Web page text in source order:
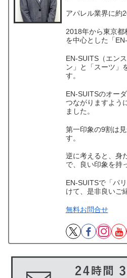
アパレル業界に約
2018年から東京都
を中心とした「
EN-SUITS（エン
ン」と「スーツ」
す。
EN-SUITSのオー
つながりますよう
ました。
第一印象の9割は
す。
逆に考えると、身
で、良い印象を持
EN-SUITSで「パ
けて、是非良いご
無料お問合せ